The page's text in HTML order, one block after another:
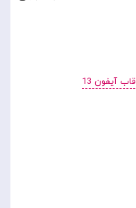
قاب آیفون 13